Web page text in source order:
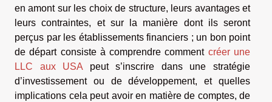
en amont sur les choix de structure, leurs avantages et
leurs contraintes, et sur la manière dont ils seront
perçus par les établissements financiers ; un bon point
de départ consiste à comprendre comment créer une
LLC aux USA peut s’inscrire dans une stratégie
d’investissement ou de développement, et quelles
implications cela peut avoir en matière de comptes, de